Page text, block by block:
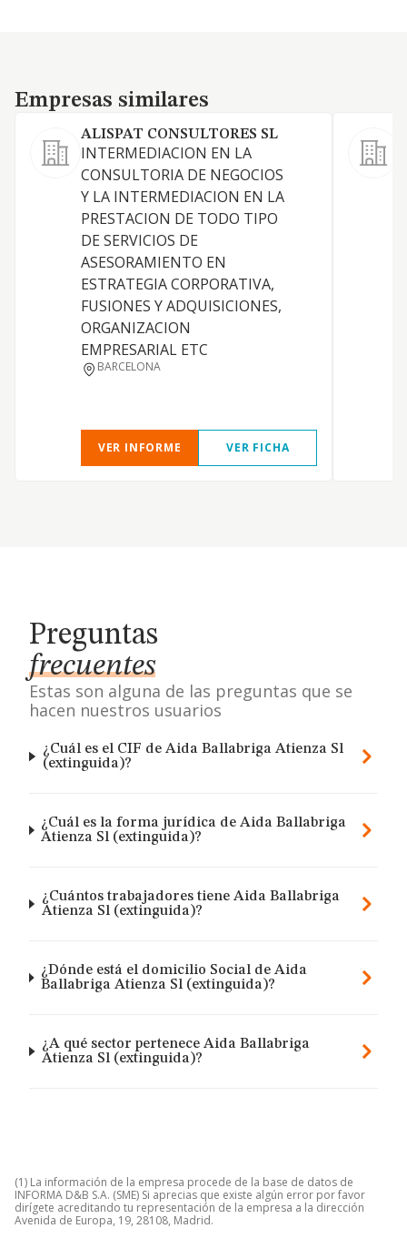
Empresas similares
Empresas similares
ALISPAT CONSULTORES SL
INTERMEDIACION EN LA
CONSULTORIA DE NEGOCIOS
Y LA INTERMEDIACION EN LA
PRESTACION DE TODO TIPO
DE SERVICIOS DE
ASESORAMIENTO EN
ESTRATEGIA CORPORATIVA,
FUSIONES Y ADQUISICIONES,
ORGANIZACION
EMPRESARIAL ETC
BARCELONA
VER INFORME VER FICHA
Preguntas
frecuentes
Estas son alguna de las preguntas que se
hacen nuestros usuarios
¿Cuál es el CIF de Aida Ballabriga Atienza Sl
(extinguida)?
¿Cuál es la forma jurídica de Aida Ballabriga
Atienza Sl (extinguida)?
¿Cuántos trabajadores tiene Aida Ballabriga
Atienza Sl (extinguida)?
¿Dónde está el domicilio Social de Aida
Ballabriga Atienza Sl (extinguida)?
¿A qué sector pertenece Aida Ballabriga
Atienza Sl (extinguida)?
(1) La información de la empresa procede de la base de datos de
INFORMA D&B S.A. (SME) Si aprecias que existe algún error por favor
dirígete acreditando tu representación de la empresa a la dirección
Avenida de Europa, 19, 28108, Madrid.